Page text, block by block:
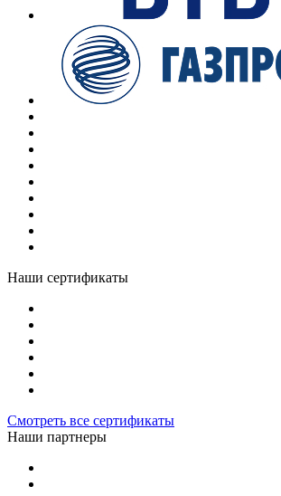
Наши сертификаты
Смотреть все сертификаты
Наши партнеры